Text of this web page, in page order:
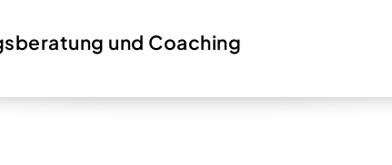
und Coaching